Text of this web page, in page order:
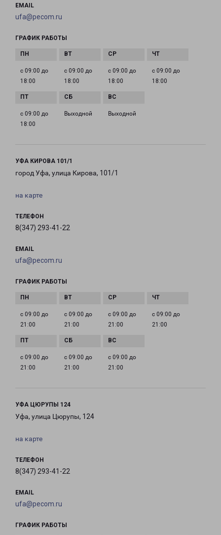
EMAIL
ufa@pecom.ru
ГРАФИК РАБОТЫ
с 09:00 до
18:00
с 09:00 до
18:00
с 09:00 до
18:00
с 09:00 до
18:00
с 09:00 до
18:00
Выходной Выходной
УФА КИРОВА 101/1
город Уфа, улица Кирова, 101/1
на карте
ТЕЛЕФОН
8(347) 293-41-22
EMAIL
ufa@pecom.ru
ГРАФИК РАБОТЫ
с 09:00 до
21:00
с 09:00 до
21:00
с 09:00 до
21:00
с 09:00 до
21:00
с 09:00 до
21:00
с 09:00 до
21:00
с 09:00 до
21:00
УФА ЦЮРУПЫ 124
Уфа, улица Цюрупы, 124
на карте
ТЕЛЕФОН
8(347) 293-41-22
EMAIL
ufa@pecom.ru
ГРАФИК РАБОТЫ